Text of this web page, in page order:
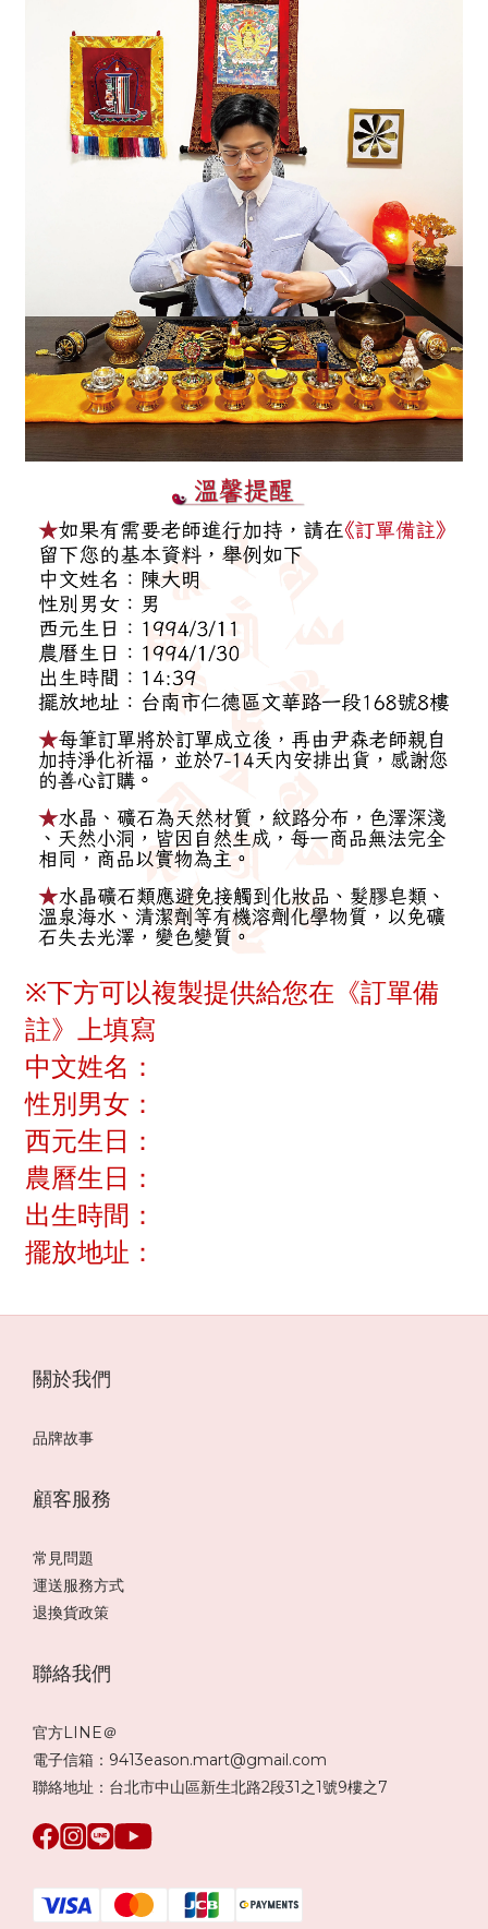
※下方可以複製提供給您在《訂單備
註》上填寫
中文姓名：
性別男女：
西元生日：
農曆生日：
出生時間：
擺放地址：
關於我們
品牌故事
顧客服務
常見問題
運送服務方式
退換貨政策
聯絡我們
官方LINE＠
電子信箱：9413eason.mart@gmail.com
聯絡地址：台北市中山區新生北路2段31之1號9樓之7